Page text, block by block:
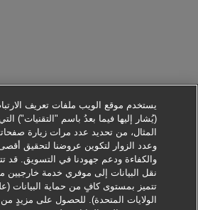
يستخدم موقع الويب ملفات تعريف
(يُشار إليها فيما بعدُ باسم "التقنيات")
المثال، من تحديد عدد مرات زيارة
وعدد الزوار لتكوين عروضنا لتحقيق
والكفاءة ودعم جهودنا في التسويق. قد
نقل البيانات إلى موفري خدمة خارجيين
تتميز بمستوى كافٍ من حماية البيانات
الولايات المتحدة). للحصول على مزيدٍ